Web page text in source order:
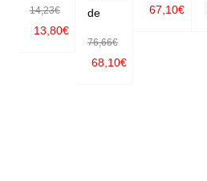
14,23€
13,80€
de
76,66€
68,10€
67,10€